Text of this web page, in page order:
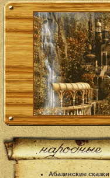
Абазинские сказки